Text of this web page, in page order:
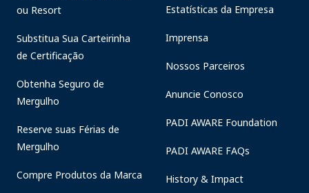
ou Resort
Substitua Sua Carteirinha
de Certificação
Obtenha Seguro de
Mergulho
Reserve suas Férias de
Mergulho
Compre Produtos da Marca
Estatísticas da Empresa
Imprensa
Nossos Parceiros
Anuncie Conosco
PADI AWARE Foundation
PADI AWARE FAQs
History & Impact